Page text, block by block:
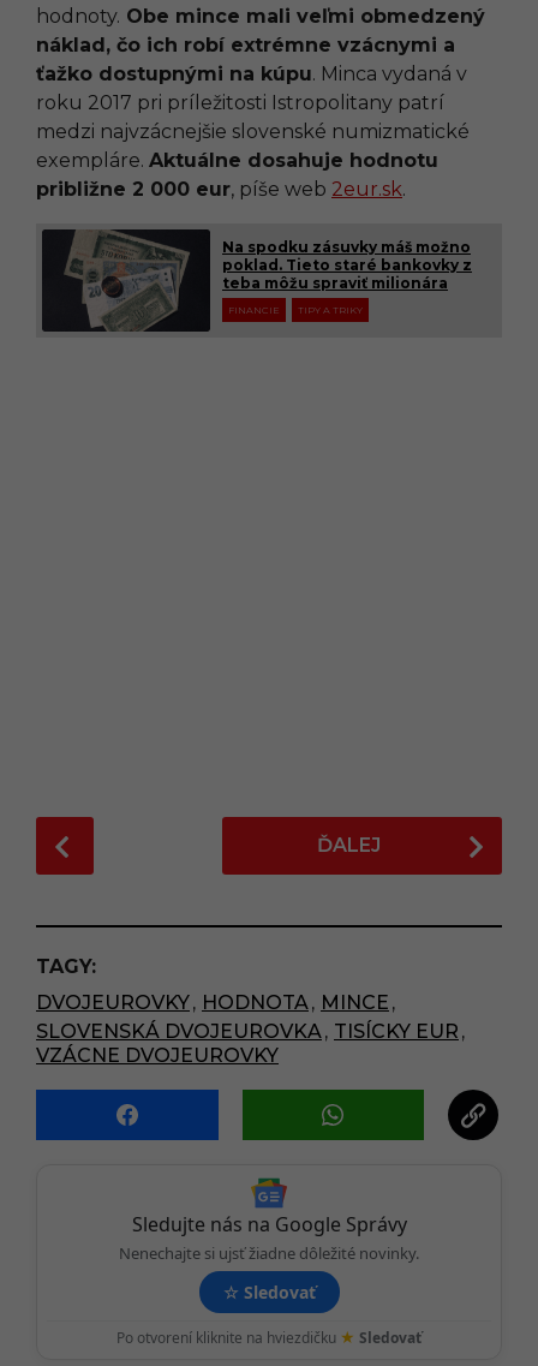
hodnoty. Obe mince mali veľmi obmedzený
náklad, čo ich robí extrémne vzácnymi a
ťažko dostupnými na kúpu. Minca vydaná v
roku 2017 pri príležitosti Istropolitany patrí
medzi najvzácnejšie slovenské numizmatické
exempláre. Aktuálne dosahuje hodnotu
približne 2 000 eur, píše web 2eur.sk.
Na spodku zásuvky máš možno
poklad. Tieto staré bankovky z
teba môžu spraviť milionára
FINANCIE TIPY A TRIKY
o
t
P
a
g
i
n
t
ĎALEJ
TAGY:
DVOJEUROVKY, HODNOTA , MINCE ,
SLOVENSKÁ DVOJEUROVKA , TISÍCKY EUR ,
VZÁCNE DVOJEUROVKY
Sledujte nás na Google Správy
Nenechajte si ujsť žiadne dôležité novinky.
☆ Sledovať
Po otvorení kliknite na hviezdičku ★ Sledovať